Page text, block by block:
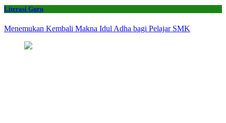
Literasi Guru
Menemukan Kembali Makna Idul Adha bagi Pelajar SMK